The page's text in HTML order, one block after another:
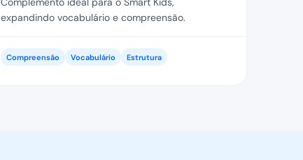
expandindo vocabulário e compreensão.
Compreensão Vocabulário Estrutura